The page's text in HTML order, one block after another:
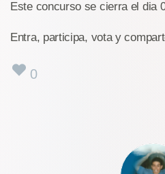
Este concurso se cierra el dia
Entra, participa, vota y
0